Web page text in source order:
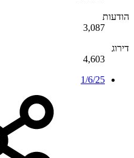
הודעות
3,087
דירוג
4,603
1/6/25